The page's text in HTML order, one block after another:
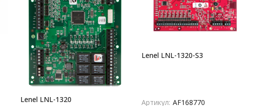
Lenel LNL-1320
Lenel LNL-1320-S3
Артикул: AF168770